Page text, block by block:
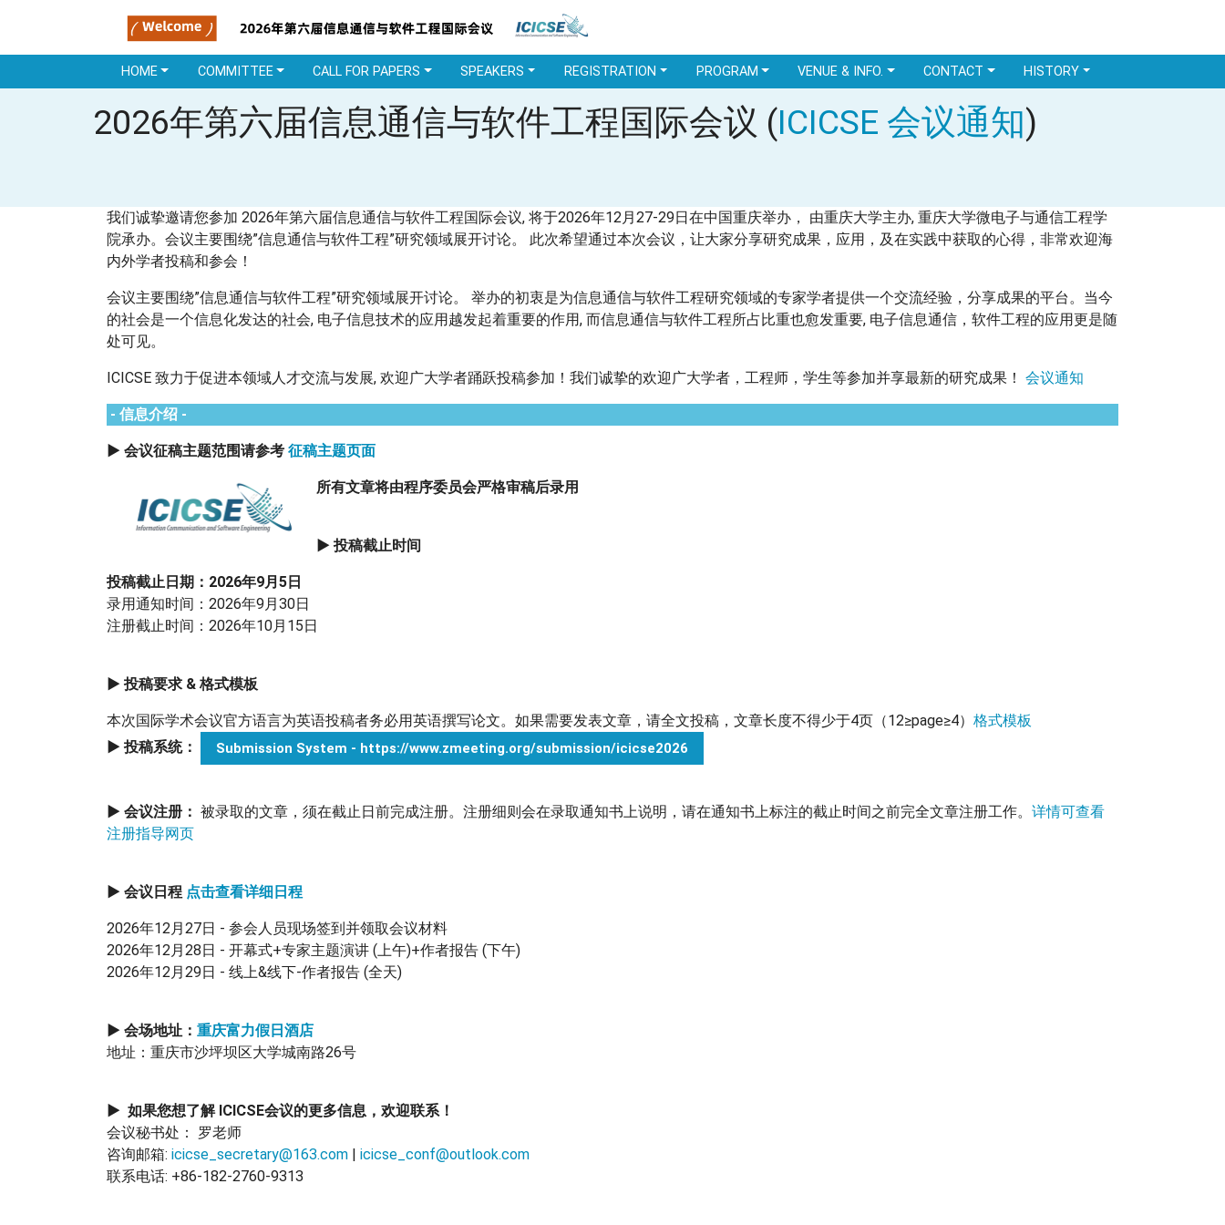
HOME COMMITTEE CALL FOR PAPERS SPEAKERS REGISTRATION PROGRAM VENUE & INFO. CONTACT HISTORY
2026年第六届信息通信与软件工程国际会议 (ICICSE 会议通知)
我们诚挚邀请您参加 2026年第六届信息通信与软件工程国际会议, 将于2026年12月27-29日在中国重庆举办， 由重庆大学主办, 重庆大学微电子与通信工程学
院承办。会议主要围绕”信息通信与软件工程”研究领域展开讨论。 此次希望通过本次会议，让大家分享研究成果，应用，及在实践中获取的心得，非常欢迎海
内外学者投稿和参会！
会议主要围绕”信息通信与软件工程”研究领域展开讨论。 举办的初衷是为信息通信与软件工程研究领域的专家学者提供一个交流经验，分享成果的平台。当今
的社会是一个信息化发达的社会, 电子信息技术的应用越发起着重要的作用, 而信息通信与软件工程所占比重也愈发重要, 电子信息通信，软件工程的应用更是随
处可见。
ICICSE 致力于促进本领域人才交流与发展, 欢迎广大学者踊跃投稿参加！我们诚挚的欢迎广大学者，工程师，学生等参加并享最新的研究成果！ 会议通知
- 信息介绍 -
▶ 会议征稿主题范围请参考 征稿主题页面
所有文章将由程序委员会严格审稿后录用
▶ 投稿截止时间
投稿截止日期：2026年9月5日
录用通知时间：2026年9月30日
注册截止时间：2026年10月15日
▶ 投稿要求 & 格式模板
本次国际学术会议官方语言为英语投稿者务必用英语撰写论文。如果需要发表文章，请全文投稿，文章长度不得少于4页（12≥page≥4） 格式模板
▶ 投稿系统：
Submission System - https://www.zmeeting.org/submission/icicse2026
▶ 会议注册： 被录取的文章，须在截止日前完成注册。注册细则会在录取通知书上说明，请在通知书上标注的截止时间之前完全文章注册工作。 详情可查看
注册指导网页
▶ 会议日程 点击查看详细日程
2026年12月27日 - 参会人员现场签到并领取会议材料
2026年12月28日 - 开幕式+专家主题演讲 (上午)+作者报告 (下午)
2026年12月29日 - 线上&线下-作者报告 (全天)
▶ 会场地址： 重庆富力假日酒店
地址：重庆市沙坪坝区大学城南路26号
▶ 如果您想了解 ICICSE会议的更多信息，欢迎联系！
会议秘书处： 罗老师
咨询邮箱: icicse_secretary@163.com | icicse_conf@outlook.com
联系电话: +86-182-2760-9313